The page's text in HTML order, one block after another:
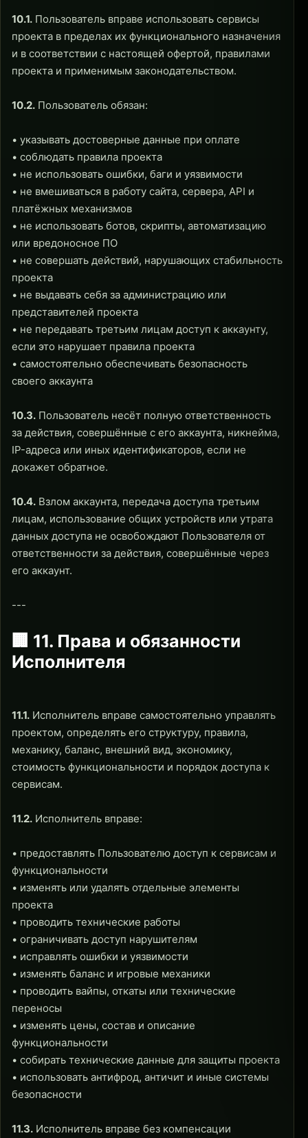
10.1. Пользователь вправе использовать сервисы
проекта в пределах их функционального назначения
и в соответствии с настоящей офертой, правилами
проекта и применимым законодательством.
10.2. Пользователь обязан:
• указывать достоверные данные при оплате
• соблюдать правила проекта
• не использовать ошибки, баги и уязвимости
• не вмешиваться в работу сайта, сервера, API и
платёжных механизмов
• не использовать ботов, скрипты, автоматизацию
или вредоносное ПО
• не совершать действий, нарушающих стабильность
проекта
• не выдавать себя за администрацию или
представителей проекта
• не передавать третьим лицам доступ к аккаунту,
если это нарушает правила проекта
• самостоятельно обеспечивать безопасность
своего аккаунта
10.3. Пользователь несёт полную ответственность
за действия, совершённые с его аккаунта, никнейма,
IP-адреса или иных идентификаторов, если не
докажет обратное.
10.4. Взлом аккаунта, передача доступа третьим
лицам, использование общих устройств или утрата
данных доступа не освобождают Пользователя от
ответственности за действия, совершённые через
его аккаунт.
---
🏢 11. Права и обязанности
Исполнителя
11.1. Исполнитель вправе самостоятельно управлять
проектом, определять его структуру, правила,
механику, баланс, внешний вид, экономику,
стоимость функциональности и порядок доступа к
сервисам.
11.2. Исполнитель вправе:
• предоставлять Пользователю доступ к сервисам и
функциональности
• изменять или удалять отдельные элементы
проекта
• проводить технические работы
• ограничивать доступ нарушителям
• исправлять ошибки и уязвимости
• изменять баланс и игровые механики
• проводить вайпы, откаты или технические
переносы
• изменять цены, состав и описание
функциональности
• собирать технические данные для защиты проекта
• использовать антифрод, античит и иные системы
безопасности
11.3. Исполнитель вправе без компенсации